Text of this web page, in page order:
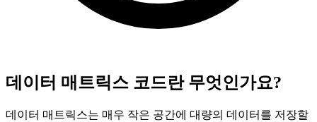
데이터 매트릭스 코드란 무엇인가요?
데이터 매트릭스는 매우 작은 공간에 대량의 데이터를 저장할